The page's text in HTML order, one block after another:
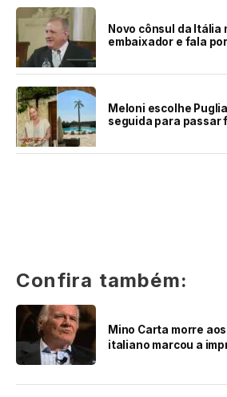
Novo cônsul da Itália
embaixador e fala
Meloni escolhe
seguida para passar
Confira também:
Mino Carta morre
italiano marcou a